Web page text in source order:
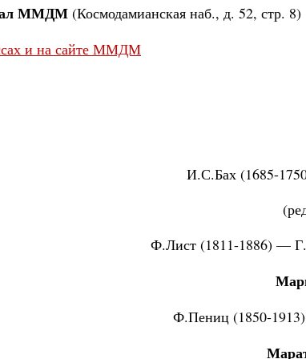
ММДМ (Космодамианская наб., д. 52, стр. 8)
и на сайте ММДМ
И.С.Бах (1685-
Ф.Лист (1811-1886) — Г.
Ф.Пениц (1850-